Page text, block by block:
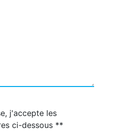
j'accepte les
ci-dessous **